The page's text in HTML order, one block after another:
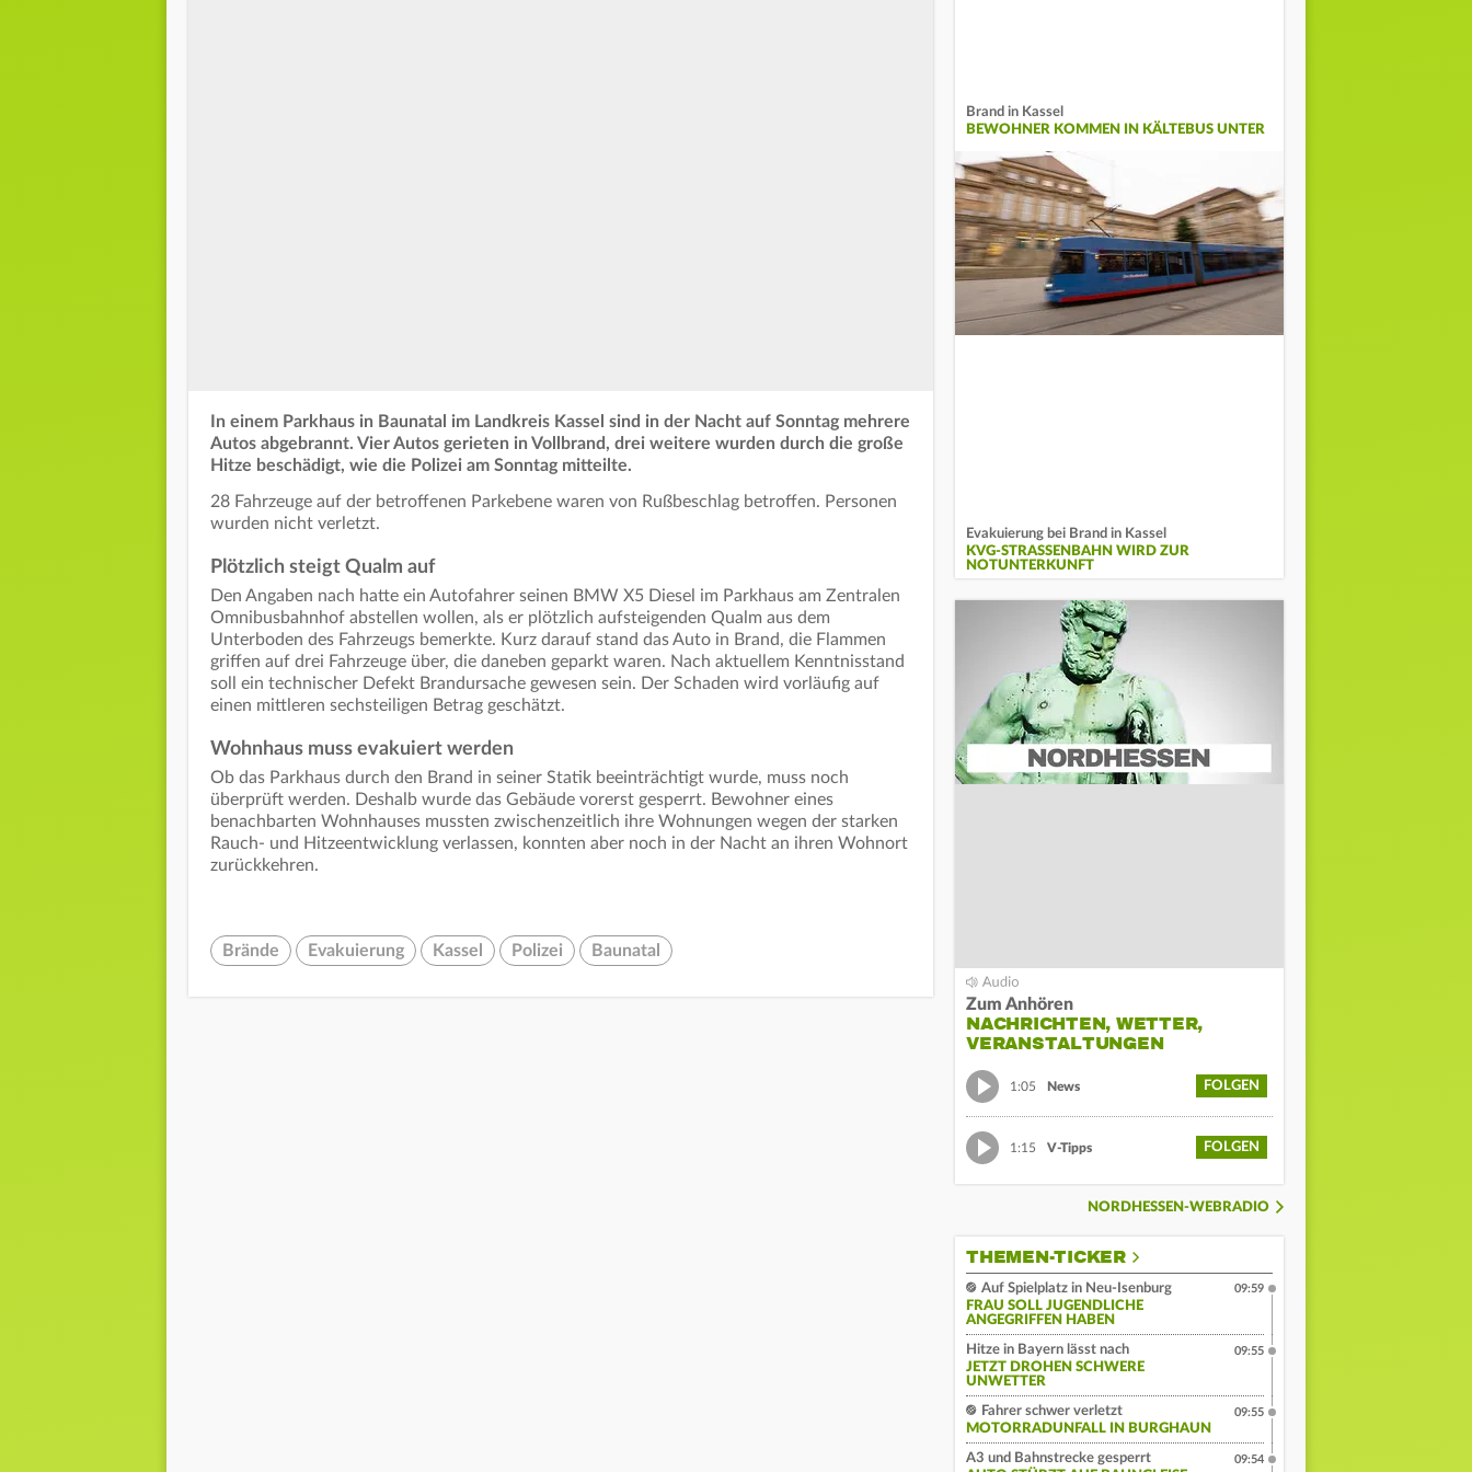
In einem Parkhaus in Baunatal im Landkreis Kassel sind in der Nacht auf Sonntag mehrere
Autos abgebrannt. Vier Autos gerieten in Vollbrand, drei weitere wurden durch die große
Hitze beschädigt, wie die Polizei am Sonntag mitteilte.
28 Fahrzeuge auf der betroffenen Parkebene waren von Rußbeschlag betroffen. Personen
wurden nicht verletzt.
Plötzlich steigt Qualm auf
Den Angaben nach hatte ein Autofahrer seinen BMW X5 Diesel im Parkhaus am Zentralen
Omnibusbahnhof abstellen wollen, als er plötzlich aufsteigenden Qualm aus dem
Unterboden des Fahrzeugs bemerkte. Kurz darauf stand das Auto in Brand, die Flammen
griffen auf drei Fahrzeuge über, die daneben geparkt waren. Nach aktuellem Kenntnisstand
soll ein technischer Defekt Brandursache gewesen sein. Der Schaden wird vorläufig auf
einen mittleren sechsteiligen Betrag geschätzt.
Wohnhaus muss evakuiert werden
Ob das Parkhaus durch den Brand in seiner Statik beeinträchtigt wurde, muss noch
überprüft werden. Deshalb wurde das Gebäude vorerst gesperrt. Bewohner eines
benachbarten Wohnhauses mussten zwischenzeitlich ihre Wohnungen wegen der starken
Rauch- und Hitzeentwicklung verlassen, konnten aber noch in der Nacht an ihren Wohnort
zurückkehren.
Brände Evakuierung Kassel Polizei Baunatal
Brand in Kassel
BEWOHNER KOMMEN IN KÄLTEBUS UNTER
Evakuierung bei Brand in Kassel
KVG-STRASSENBAHN WIRD ZUR N
OTUNTERKUNFT
Zum Anhören
NACHRICHTEN, WETTER,
VERANSTALTUNGEN
1:05 News FOLGEN
1:15 V-Tipps FOLGEN
NORDHESSEN-WEBRADIO
THEMEN-TICKER
Auf Spielplatz in Neu-Isenburg
FRAU SOLL JUGENDLICHE
ANGEGRIFFEN HABEN
09:59
Hitze in Bayern lässt nach
JETZT DROHEN SCHWERE
UNWETTER
09:55
Fahrer schwer verletzt
MOTORRADUNFALL IN BURGHAUN
09:55
A3 und Bahnstrecke gesperrt
09:54